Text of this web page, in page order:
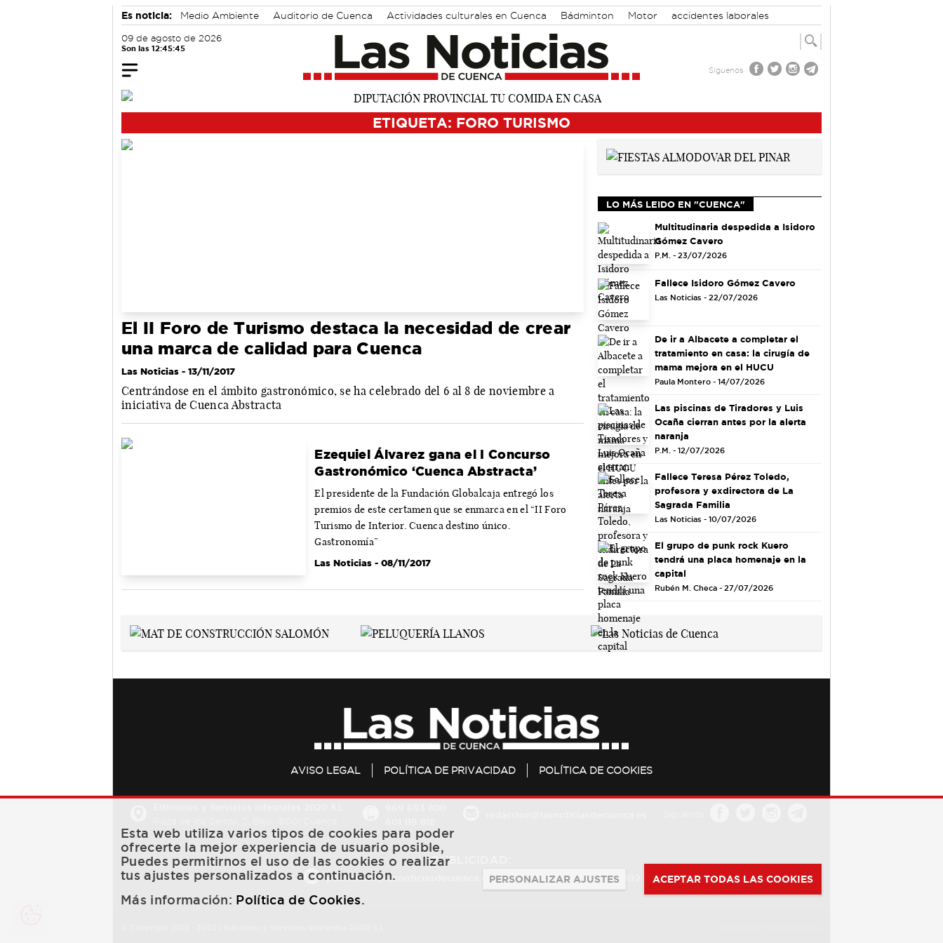
Es noticia: Medio Ambiente Auditorio de Cuenca Actividades culturales en Cuenca Bádminton Motor
accidentes laborales
09 de agosto de 2026
Son las 12:45:46
Síguenos
ETIQUETA: FORO TURISMO
El II Foro de Turismo destaca la necesidad de crear
una marca de calidad para Cuenca
Las Noticias - 13/11/2017
Centrándose en el ámbito gastronómico, se ha celebrado del 6 al 8 de noviembre a
iniciativa de Cuenca Abstracta
Ezequiel Álvarez gana el I Concurso
Gastronómico ‘Cuenca Abstracta’
El presidente de la Fundación Globalcaja entregó los
premios de este certamen que se enmarca en el “II Foro
Turismo de Interior. Cuenca destino único.
Gastronomía”
Las Noticias - 08/11/2017
LO MÁS LEIDO EN "CUENCA"
Multitudinaria despedida a Isidoro
Gómez Cavero
P.M. - 23/07/2026
Fallece Isidoro Gómez Cavero
Las Noticias - 22/07/2026
De ir a Albacete a completar el
tratamiento en casa: la cirugía de
mama mejora en el HUCU
Paula Montero - 14/07/2026
Las piscinas de Tiradores y Luis
Ocaña cierran antes por la alerta
naranja
P.M. - 12/07/2026
Fallece Teresa Pérez Toledo,
profesora y exdirectora de La
Sagrada Familia
Las Noticias - 10/07/2026
El grupo de punk rock Kuero
tendrá una placa homenaje en la
capital
Rubén M. Checa - 27/07/2026
AVISO LEGAL POLÍTICA DE PRIVACIDAD POLÍTICA DE COOKIES
PUBLICIDAD:
publicidad@lasnoticiasdecuenca.es 684 126 573 / 670 726 392
Esta web utiliza varios tipos de cookies para poder
ofrecerte la mejor experiencia de usuario posible,
Puedes permitirnos el uso de las cookies o realizar
tus ajustes personalizados a continuación.
Más información: Política de Cookies.
PERSONALIZAR AJUSTES ACEPTAR TODAS LAS COOKIES